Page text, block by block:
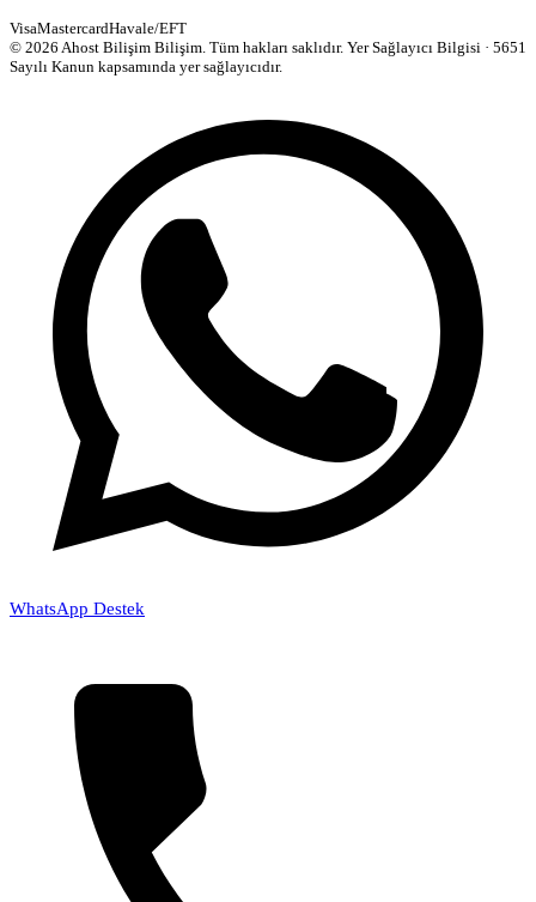
VisaMastercardHavale/EFT
© 2026 Ahost Bilişim Bilişim. Tüm hakları saklıdır. Yer Sağlayıcı Bilgisi · 5651
Sayılı Kanun kapsamında yer sağlayıcıdır.
WhatsApp Destek